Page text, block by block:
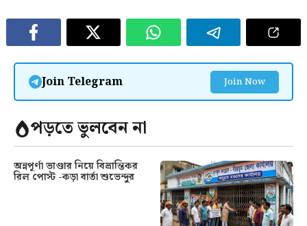
Join Telegram Join Now
পড়তে ভুলবেন না
অন্নপূর্ণা ভাণ্ডার নিয়ে বিভ্রান্তিকর
রিল পোস্ট -কড়া বার্তা শুভেন্দুর